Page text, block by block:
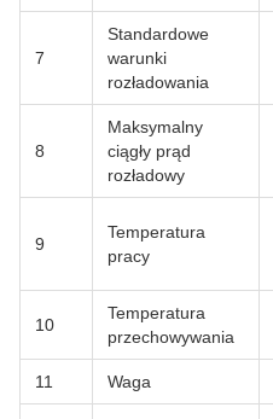
7
Standardowe
warunki
rozładowania
8
Maksymalny
ciągły prąd
rozładowy
9
Temperatura
pracy
10
Temperatura
przechowywania
11 Waga